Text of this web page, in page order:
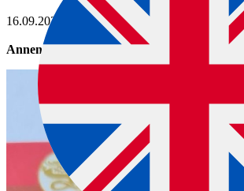
16.09.2026
Annen informasjon